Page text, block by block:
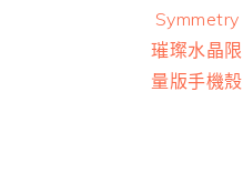
Symmetry
璀璨水晶限
量版手機殼